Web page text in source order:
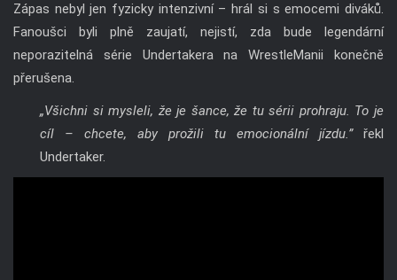
Zápas nebyl jen fyzicky intenzivní – hrál si s emocemi diváků.
Fanoušci byli plně zaujatí, nejistí, zda bude legendární
neporazitelná série Undertakera na WrestleManii konečně
přerušena.
„Všichni si mysleli, že je šance, že tu sérii prohraju. To je
cíl – chcete, aby prožili tu emocionální jízdu.”řekl
Undertaker.